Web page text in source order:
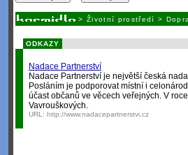
> Životní prostředí >
ODKAZY
Nadace Partnerství
Nadace Partnerství je největší česká
Posláním je podporovat místní i
účast občanů ve věcech veřejných. V
Vavrouškových.
URL: http://www.nadacepartnerstvi.cz